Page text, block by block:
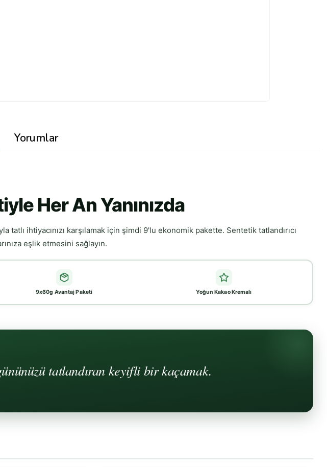
Yorumlar
Her An Yanınızda
tatlı ihtiyacınızı karşılamak için şimdi 9'lu ekonomik pakette. Sentetik tatlandırıcı
eşlik etmesini sağlayın.
9x60g Avantaj Paketi Yoğun Kakao Kremalı
tatlandıran keyifli bir kaçamak.